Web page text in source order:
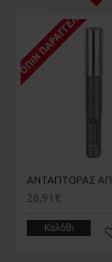
ΚΑΤΌΠΙΝ ΠΑΡΑΓΓΕΛΊΑΣ
26,91€
Καλάθι